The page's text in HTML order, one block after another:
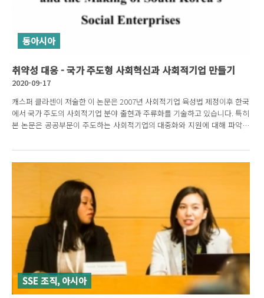
동아시아
취약성 대응 - 국가 주도형 사회혁신과 사회적기업 만들기
2020-09-17
캐스퍼 클라센이 저술한 이 논문은 2007년 사회적기업 육성법 제정이후 한국
에서 국가 주도의 사회적기업 분야 출현과 주류화를 기술하고 있습니다. 특히
본 논문은 공공부문이 주도하는 사회적기업의 대중화와 지원에 대해 파악하
SSE 조직, 아시아